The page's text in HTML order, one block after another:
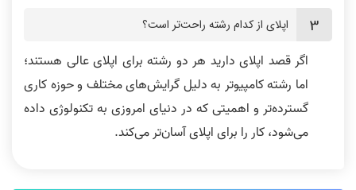
اپلای از کدام رشته راحت‌تر است؟
اگر قصد اپلای داريد هر دو رشته برای اپلای عالی هستند؛
اما رشته کامپيوتر به دليل گرايش‌های مختلف و حوزه‌ کاری
گسترده‌تر و اهميتی که در دنيای امروزی به تکنولوژی داده
می‌شود، کار را برای اپلای آسان‌تر می‌کند.